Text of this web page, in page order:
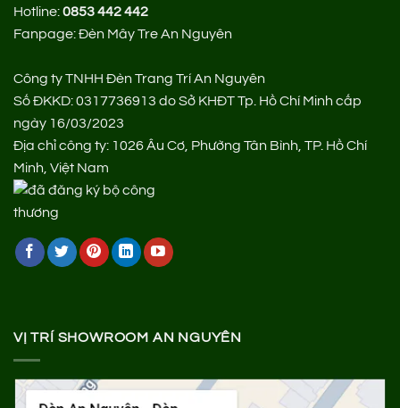
Hotline:0853 442 442
Fanpage:Đèn Mây Tre An Nguyên
Công ty TNHH Đèn Trang Trí An Nguyên
Số ĐKKD: 0317736913 do Sở KHĐT Tp. Hồ Chí Minh cấp
ngày 16/03/2023
Địa chỉ công ty: 1026 Âu Cơ, Phường Tân Bình, TP. Hồ Chí
Minh, Việt Nam
VỊ TRÍ SHOWROOM AN NGUYÊN